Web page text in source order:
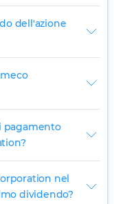
dell'azione
pagamento
nel
dividendo?